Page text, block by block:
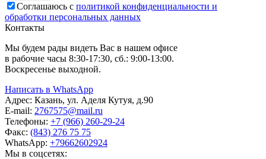
Соглашаюсь с политикой конфиденциальности и
обработки персональных данных
Контакты
Мы будем рады видеть Вас в нашем офисе
в рабочие часы 8:30-17:30, сб.: 9:00-13:00.
Воскресенье выходной.
Написать в WhatsApp
Адрес: Казань, ул. Аделя Кутуя, д.90
E-mail: 2767575@mail.ru
Телефоны: +7 (966) 260-29-24
Факс: (843) 276 75 75
WhatsApp: +79662602924
Мы в соцсетях: